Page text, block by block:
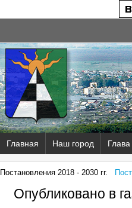
Главная Наш город Глава
Постановления 2018 - 2030 гг.
Опубликовано в